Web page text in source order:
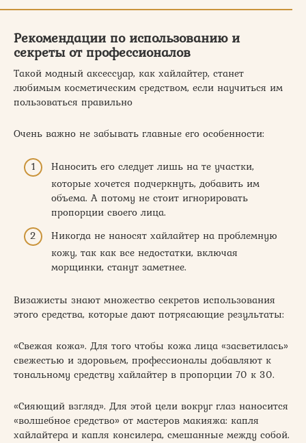
Рекомендации по использованию и
секреты от профессионалов
Такой модный аксессуар, как хайлайтер, станет
любимым косметическим средством, если научиться им
пользоваться правильно
Очень важно не забывать главные его особенности:
Наносить его следует лишь на те участки,
которые хочется подчеркнуть, добавить им
объема. А потому не стоит игнорировать
пропорции своего лица.
Никогда не наносят хайлайтер на проблемную
кожу, так как все недостатки, включая
морщинки, станут заметнее.
Визажисты знают множество секретов использования
этого средства, которые дают потрясающие результаты:
«Свежая кожа». Для того чтобы кожа лица «засветилась»
свежестью и здоровьем, профессионалы добавляют к
тональному средству хайлайтер в пропорции 70 к 30.
«Сияющий взгляд». Для этой цели вокруг глаз наносится
«волшебное средство» от мастеров макияжа: капля
хайлайтера и капля консилера, смешанные между собой.